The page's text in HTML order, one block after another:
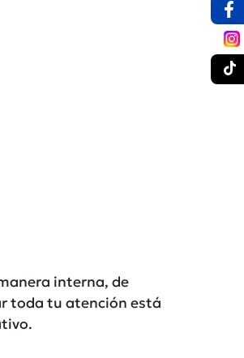
interna, de
toda tu atención está